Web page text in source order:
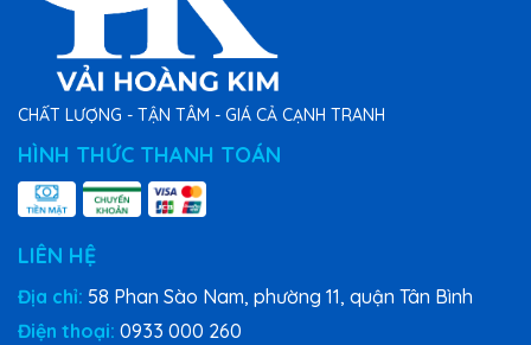
CHẤT LƯỢNG - TẬN TÂM - GIÁ CẢ CẠNH TRANH
HÌNH THỨC THANH TOÁN
LIÊN HỆ
Địa chỉ: 58 Phan Sào Nam, phường 11, quận Tân Bình
Điện thoại: 0933 000 260